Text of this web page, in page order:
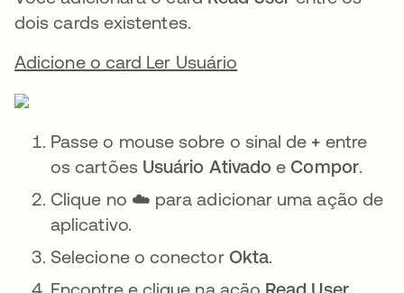
dois cards existentes.
Adicione o card Ler Usuário
Passe o mouse sobre o sinal de + entre
os cartões Usuário Ativado eCompor.
Clique no ☁️ para adicionar uma ação de
aplicativo.
Selecione o conector Okta.